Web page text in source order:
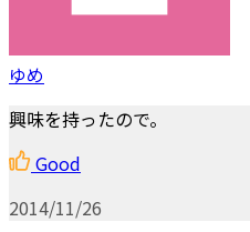
ゆめ
興味を持ったので。
Good
2014/11/26